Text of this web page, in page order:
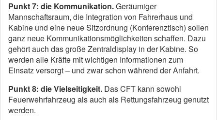
Punkt 7: die Kommunikation.Geräumiger
Mannschaftsraum, die Integration von Fahrerhaus und
Kabine und eine neue Sitzordnung (Konferenztisch) sollen
ganz neue Kommunikationsmöglichkeiten schaffen. Dazu
gehört auch das große Zentraldisplay in der Kabine. So
werden alle Kräfte mit wichtigen Informationen zum
Einsatz versorgt – und zwar schon während der Anfahrt.
Punkt 8: die Vielseitigkeit. Das CFT kann sowohl
Feuerwehrfahrzeug als auch als Rettungsfahrzeug genutzt
werden.